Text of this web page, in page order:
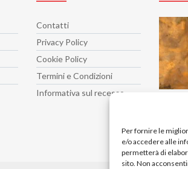
Per fornire le
e/o accedere alle
permetterà di
sito. Non
Contatti
Privacy Policy
Cookie Policy
Termini e Condizioni
Informativa sul recesso